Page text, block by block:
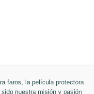
faros, la película protectora
nuestra misión y pasión